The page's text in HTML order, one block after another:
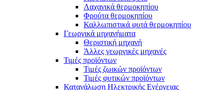
Λαχανικά θερμοκηπίου
Φρούτα θερμοκηπίου
Καλλωπιστικά φυτά θερμοκηπίου
Γεωργικά μηχανήματα
Θεριστική μηχανή
Άλλες γεωργικές μηχανές
Τιμές προϊόντων
Τιμές ζωικών προϊόντων
Τιμές φυτικών προϊόντων
Κατανάλωση Ηλεκτρικής Ενέργειας